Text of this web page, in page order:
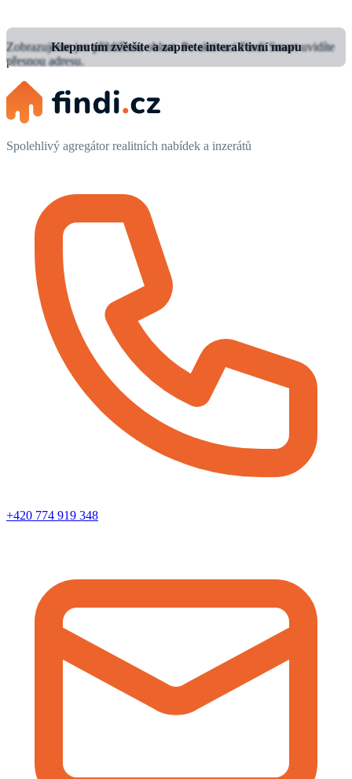
Klepnutím zvětšíte a zapnete interaktivní mapu
Zobrazujeme jen přibližnou oblast.Po aktivaci Findi Smart uvidíte
přesnou adresu.
Spolehlivý agregátor realitních nabídek a inzerátů
+420 774 919 348